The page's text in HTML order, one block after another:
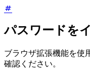
パスワードを
ブラウザ拡張機能を使
確認ください。